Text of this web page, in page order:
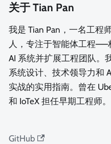
关于 Tian Pan
我是 Tian Pan，一名工程
人，专注于智能体工程——
AI 系统并扩展工程团队。
系统设计、技术领导力和
实战的实用指南。曾在
和 IoTeX 担任早期工程师。
GitHub